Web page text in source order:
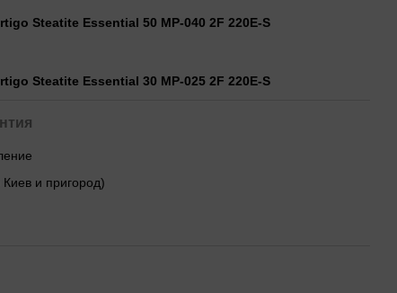
Steatite Essential 50 MP-040 2F 220E-S
Steatite Essential 30 MP-025 2F 220E-S
и пригород)